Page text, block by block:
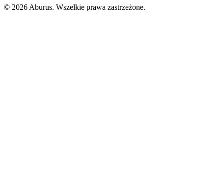
© 2026 Aburus. Wszelkie prawa zastrzeżone.